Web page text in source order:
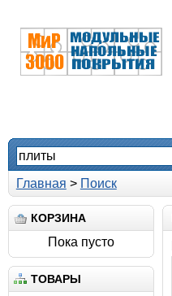
Главная > Поиск
КОРЗИНА
Пока пусто
ТОВАРЫ